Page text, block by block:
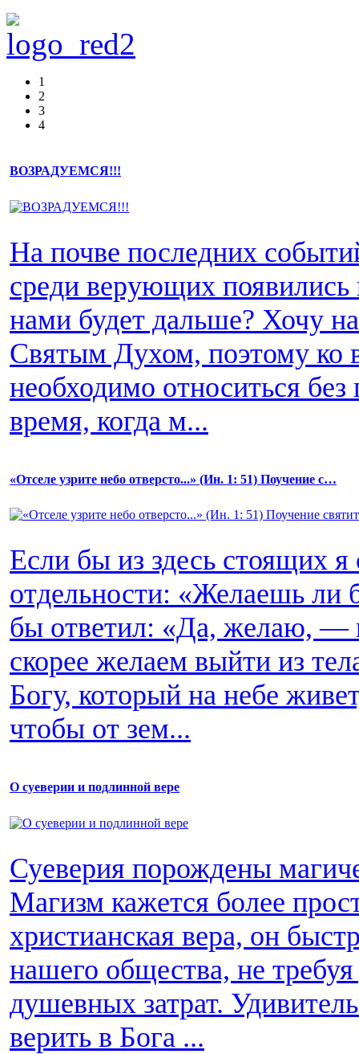
1
2
3
4
ВОЗРАДУЕМСЯ!!!
На почве последних
среди верующих
нами будет дальше? Хочу
Святым Духом, поэтому ко
необходимо относиться
время, когда м...
«Отселе узрите небо отверсто...» (Ин. 1: 51) Поучение c…
Если бы из здесь стоящих
отдельности: «Желаешь
бы ответил: «Да, желаю, —
скорее желаем выйти из
Богу, который на небе
чтобы от зем...
О суеверии и подлинной вере
Суеверия порождены
Магизм кажется более
христианская вера, он
нашего общества, не
душевных затрат.
верить в Бога ...